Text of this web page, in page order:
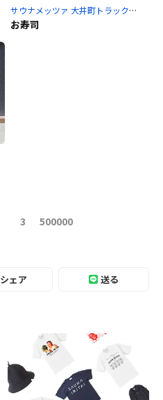
サウナメッツァ 大井町トラックスのサ活
お寿司
3 500000
シェア 送る